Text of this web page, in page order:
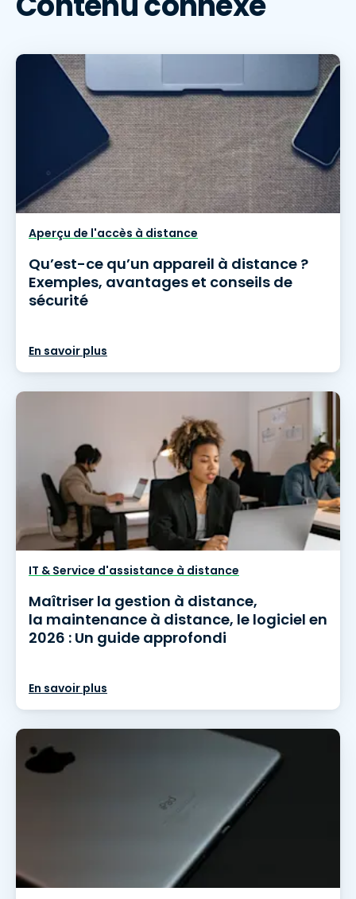
Aperçu de l'accès à distance
Qu’est-ce qu’un appareil à distance ?
Exemples, avantages et conseils de
sécurité
En savoir plus
IT & Service d'assistance à distance
Maîtriser la gestion à distance,
la maintenance à distance, le logiciel en
2026 : Un guide approfondi
En savoir plus